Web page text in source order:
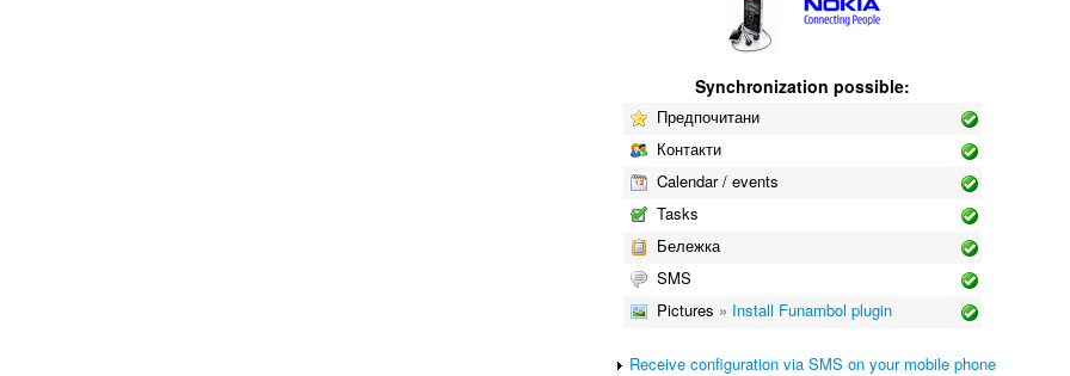
Synchronization possible:
Предпочитани
Контакти
Calendar / events
Tasks
Бележка
SMS
Pictures » Install Funambol plugin
Receive configuration via SMS on your mobile phone